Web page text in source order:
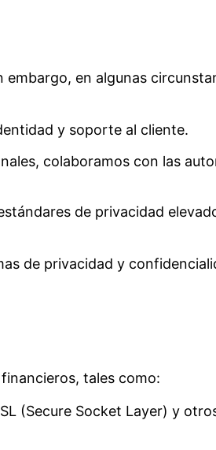
en algunas
y soporte al cliente.
colaboramos con las
de privacidad
de privacidad y
tales como:
(Secure Socket Layer) y